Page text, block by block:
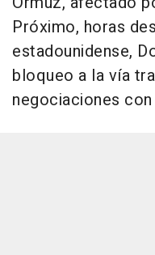
Próximo, horas
estadounidense,
bloqueo a la vía
negociaciones